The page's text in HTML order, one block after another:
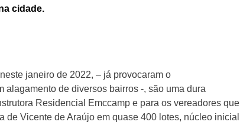
cidade.
janeiro de 2022, – já provocaram o
alagamento de diversos bairros -, são uma dura
Residencial Emccamp e para os vereadores que
de Vicente de Araújo em quase 400 lotes, núcleo inicial